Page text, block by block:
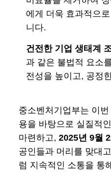
에게 더욱 효과적으
니다.
건전한 기업 생태계
과 같은 불법적 요소
전성을 높이고, 공정
중소벤처기업부는 이
용을 바탕으로 실질적
마련하고,2025년 9월
공인들과 머리를 맞대
럼 지속적인 소통을 통